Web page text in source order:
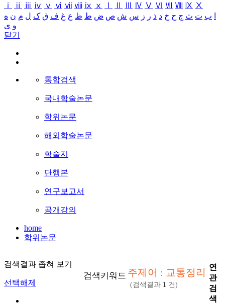
ⅰ
ⅱ ⅲ ⅳ ⅴ ⅵ ⅶ ⅷ ⅸ ⅹ Ⅳ Ⅴ Ⅵ Ⅶ Ⅷ Ⅸ Ⅹ
ب ت ث ج ح خ د ذ ر ز س ش ص ض ط ظ ع غ ف ق ک ل م ن ه
و ی
닫기
통합검색
국내학술논문
학위논문
해외학술논문
학술지
단행본
연구보고서
공개강의
home
학위논문
검색결과 좁혀 보기
선택해제
검색키워드 주제어 : 교통정리
(검색결과 1 건)
연
관
검
색